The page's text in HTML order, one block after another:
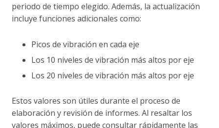
periodo de tiempo elegido. Además, la actualización
incluye funciones adicionales como:
Picos de vibración en cada eje
Los 10 niveles de vibración más altos por eje
Los 20 niveles de vibración más altos por eje
Estos valores son útiles durante el proceso de
elaboración y revisión de informes. Al resaltar los
valores máximos, puede consultar rápidamente las